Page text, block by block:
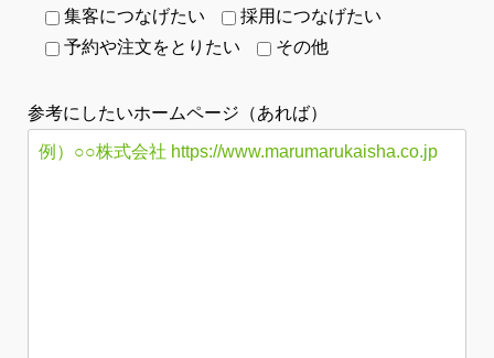
集客につなげたい
採用につなげたい
予約や注文をとりたい
その他
参考にしたいホームページ（あれば）